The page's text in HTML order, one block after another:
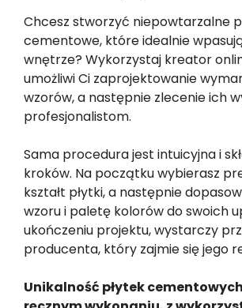
Chcesz stworzyć niepowtarzalne
cementowe, które idealnie
wnętrze? Wykorzystaj kreator
umożliwi Ci zaprojektowanie
wzorów, a następnie zlecenie ich
profesjonalistom.
Sama procedura jest intuicyjna i
kroków. Na początku wybierasz
kształt płytki, a następnie
wzoru i paletę kolorów do swoich
ukończeniu projektu, wystarczy
producenta, który zajmie się jego
Unikalność płytek